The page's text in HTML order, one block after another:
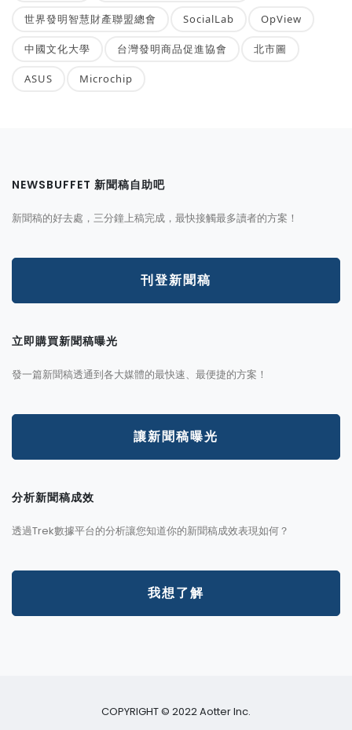
世界發明智慧財產聯盟總會 SocialLab OpView
中國文化大學 台灣發明商品促進協會 北市圖
ASUS Microchip
NEWSBUFFET 新聞稿自助吧
新聞稿的好去處，三分鐘上稿完成，最快接觸最多讀者的方案！
刊登新聞稿
立即購買新聞稿曝光
發一篇新聞稿透通到各大媒體的最快速、最便捷的方案！
讓新聞稿曝光
分析新聞稿成效
透過Trek數據平台的分析讓您知道你的新聞稿成效表現如何？
我想了解
COPYRIGHT © 2022 Aotter Inc.